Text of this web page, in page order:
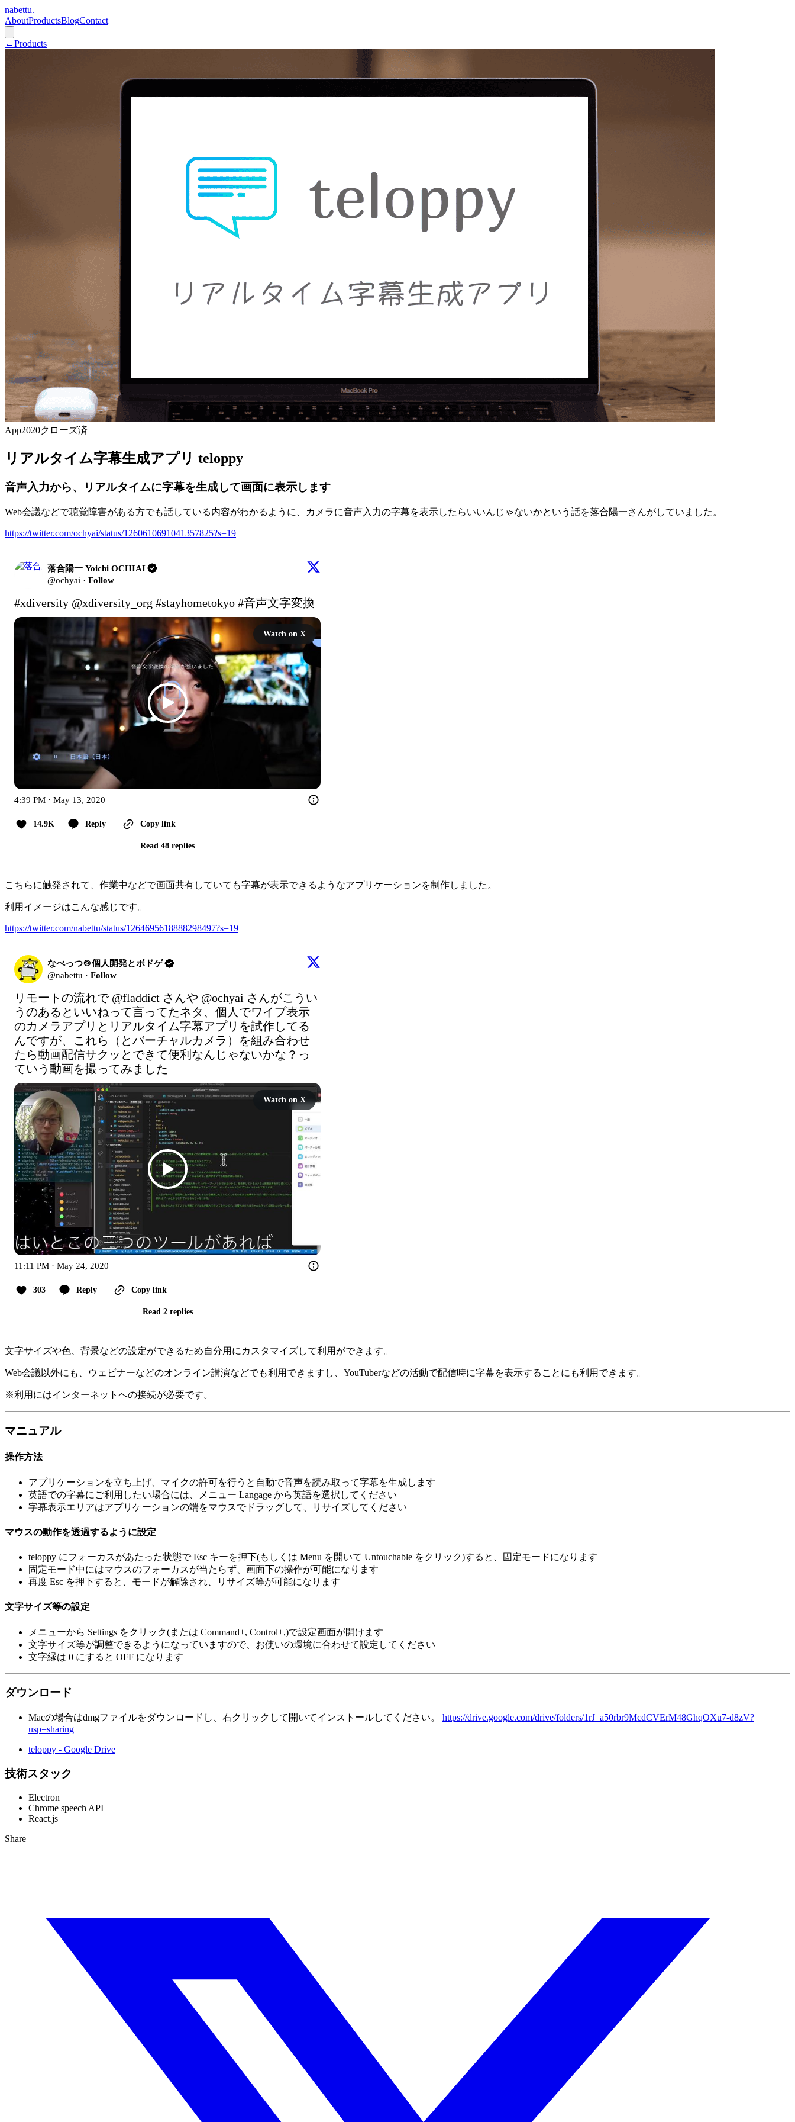
nabettu.
AboutProductsBlogContact
←Products
App2020クローズ済
リアルタイム字幕生成アプリ teloppy
音声入力から、リアルタイムに字幕を生成して画面に表示します
Web会議などで聴覚障害がある方でも話している内容がわかるように、カメラに音声入力の字幕を表示したらいいんじゃないかという話を落合陽一さんがしていました。
https://twitter.com/ochyai/status/1260610691041357825?s=19
落合陽一 Yoichi OCHIAI
@ochyai · Follow
#xdiversity @xdiversity_org #stayhometokyo #音声文字変換
Watch on X
4:39 PM · May 13, 2020
14.9K Reply Copy link
Read 48 replies
こちらに触発されて、作業中などで画面共有していても字幕が表示できるようなアプリケーションを制作しました。
利用イメージはこんな感じです。
https://twitter.com/nabettu/status/1264695618888298497?s=19
なべっつ🍲個人開発とボドゲ
@nabettu · Follow
リモートの流れで @fladdict さんや @ochyai さんがこうい
うのあるといいねって言ってたネタ、個人でワイプ表示
のカメラアプリとリアルタイム字幕アプリを試作してる
んですが、これら（とバーチャルカメラ）を組み合わせ
たら動画配信サクッとできて便利なんじゃないかな？っ
ていう動画を撮ってみました
Watch on X
11:11 PM · May 24, 2020
303 Reply Copy link
Read 2 replies
文字サイズや色、背景などの設定ができるため自分用にカスタマイズして利用ができます。
Web会議以外にも、ウェビナーなどのオンライン講演などでも利用できますし、YouTuberなどの活動で配信時に字幕を表示することにも利用できます。
※利用にはインターネットへの接続が必要です。
マニュアル
操作方法
アプリケーションを立ち上げ、マイクの許可を行うと自動で音声を読み取って字幕を生成します
英語での字幕にご利用したい場合には、メニュー Langage から英語を選択してください
字幕表示エリアはアプリケーションの端をマウスでドラッグして、リサイズしてください
マウスの動作を透過するように設定
teloppy にフォーカスがあたった状態で Esc キーを押下(もしくは Menu を開いて Untouchable をクリック)すると、固定モードになります
固定モード中にはマウスのフォーカスが当たらず、画面下の操作が可能になります
再度 Esc を押下すると、モードが解除され、リサイズ等が可能になります
文字サイズ等の設定
メニューから Settings をクリック(または Command+, Control+,)で設定画面が開けます
文字サイズ等が調整できるようになっていますので、お使いの環境に合わせて設定してください
文字縁は 0 にすると OFF になります
ダウンロード
Macの場合はdmgファイルをダウンロードし、右クリックして開いてインストールしてください。 https://drive.google.com/drive/folders/1rJ_a50rbr9McdCVErM48GhqOXu7-d8zV?
usp=sharing
teloppy - Google Drive
技術スタック
Electron
Chrome speech API
React.js
Share